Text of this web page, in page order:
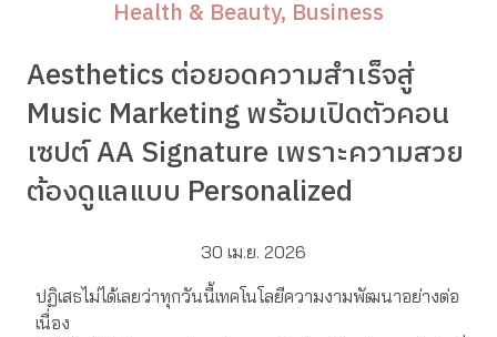
Health & Beauty Business
Aesthetics ต่อยอดความสำเร็จสู่
Music Marketing พร้อมเปิดตัวคอน
เซปต์ AA Signature เพราะความสวย
ต้องดูแลแบบ Personalized
30 เม.ย. 2026
ปฏิเสธไม่ได้เลยว่าทุกวันนี้เทคโนโลยีความงามพัฒนาอย่างต่อ
เนื่อง